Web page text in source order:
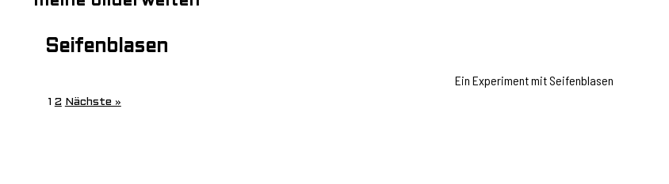
Seifenblasen
Ein Experiment mit Seifenblasen
1 2 Nächste »